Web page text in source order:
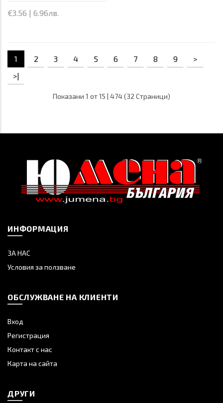
€3.56 | 6.96лв.
1 2 3 4 5 6 7 8 9
>
>|
Показани 1 от 15 | 474 (32 Страници)
ИНФОРМАЦИЯ
ЗА НАС
Условия за ползване
ОБСЛУЖВАНЕ НА КЛИЕНТИ
Вход
Регистрация
Контакт с нас
Карта на сайта
ДРУГИ